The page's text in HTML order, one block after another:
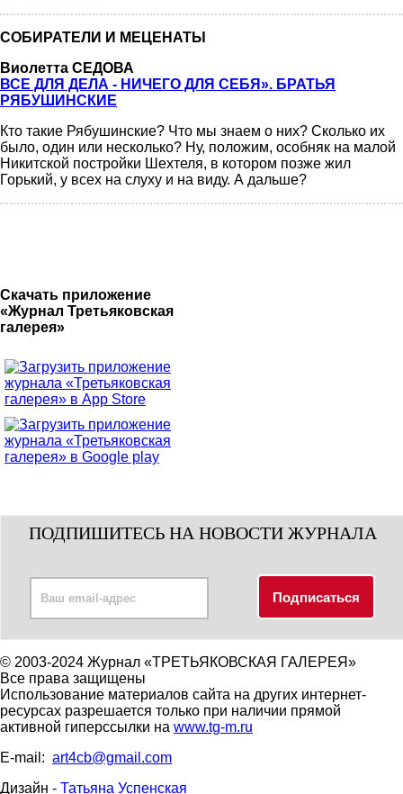
СОБИРАТЕЛИ И МЕЦЕНАТЫ
Виолетта СЕДОВА
ВСЕ ДЛЯ ДЕЛА - НИЧЕГО ДЛЯ СЕБЯ». БРАТЬЯ
РЯБУШИНСКИЕ
Кто такие Рябушинские? Что мы знаем о них? Сколько их
было, один или несколько? Ну, положим, особняк на малой
Никитской постройки Шехтеля, в котором позже жил
Горький, у всех на слуху и на виду. А дальше?
Скачать приложение
«Журнал Третьяковская
галерея»
ПОДПИШИТЕСЬ НА НОВОСТИ ЖУРНАЛА
© 2003-2024 Журнал «ТРЕТЬЯКОВСКАЯ ГАЛЕРЕЯ»
Все права защищены
Использование материалов сайта на других интернет-
ресурсах разрешается только при наличии прямой
активной гиперссылки на www.tg-m.ru
E-mail: art4cb@gmail.com
Дизайн - Татьяна Успенская